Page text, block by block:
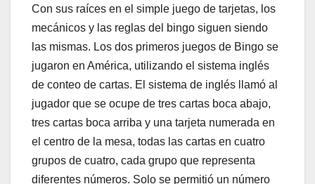
Con sus raíces en el simple juego de tarjetas, los
mecánicos y las reglas del bingo siguen siendo
las mismas. Los dos primeros juegos de Bingo se
jugaron en América, utilizando el sistema inglés
de conteo de cartas. El sistema de inglés llamó al
jugador que se ocupe de tres cartas boca abajo,
tres cartas boca arriba y una tarjeta numerada en
el centro de la mesa, todas las cartas en cuatro
grupos de cuatro, cada grupo que representa
diferentes números. Solo se permitió un número